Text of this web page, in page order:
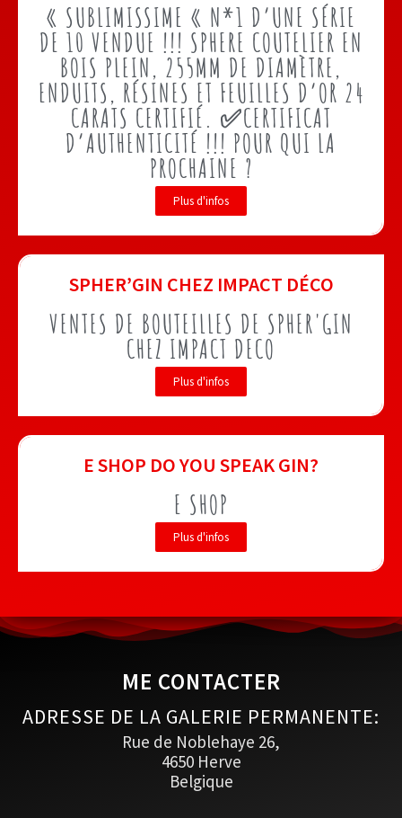
« SUBLIMISSIME « N*1 D’UNE SÉRIE
DE 10 VENDUE !!! SPHERE COUTELIER EN
BOIS PLEIN, 255MM DE DIAMÈTRE,
ENDUITS, RÉSINES ET FEUILLES D’OR 24
CARATS CERTIFIÉ. ✅CERTIFICAT
D’AUTHENTICITÉ !!! POUR QUI LA
PROCHAINE ?
Plus d'infos
SPHER’GIN CHEZ IMPACT DÉCO
VENTES DE BOUTEILLES DE SPHER'GIN
CHEZ IMPACT DECO
Plus d'infos
E SHOP DO YOU SPEAK GIN?
E SHOP
Plus d'infos
ME CONTACTER
ADRESSE DE LA GALERIE PERMANENTE:
Rue de Noblehaye 26,
4650 Herve
Belgique